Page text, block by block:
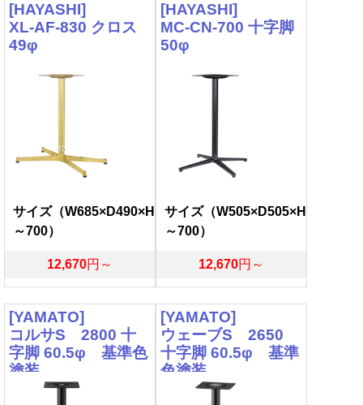
[HAYASHI]
XL-AF-830 クロス
49φ
サイズ（W685×D490×H
～700）
12,670円～
[HAYASHI]
MC-CN-700 十字脚
50φ
サイズ（W505×D505×H
～700）
12,670円～
[YAMATO]
コルサS 2800 十
字脚 60.5φ 基準色
塗装
[YAMATO]
ウェーブS 2650
十字脚 60.5φ 基準
色塗装